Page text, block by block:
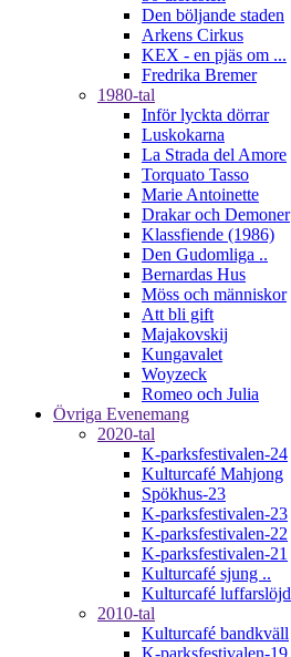
Den böljande staden
Arkens Cirkus
KEX - en pjäs om ...
Fredrika Bremer
1980-tal
Inför lyckta dörrar
Luskokarna
La Strada del Amore
Torquato Tasso
Marie Antoinette
Drakar och Demoner
Klassfiende (1986)
Den Gudomliga ..
Bernardas Hus
Möss och människor
Att bli gift
Majakovskij
Kungavalet
Woyzeck
Romeo och Julia
Övriga Evenemang
2020-tal
K-parksfestivalen-24
Kulturcafé Mahjong
Spökhus-23
K-parksfestivalen-23
K-parksfestivalen-22
K-parksfestivalen-21
Kulturcafé sjung ..
Kulturcafé luffarslöjd
2010-tal
Kulturcafé bandkväll
K-parksfestivalen-19